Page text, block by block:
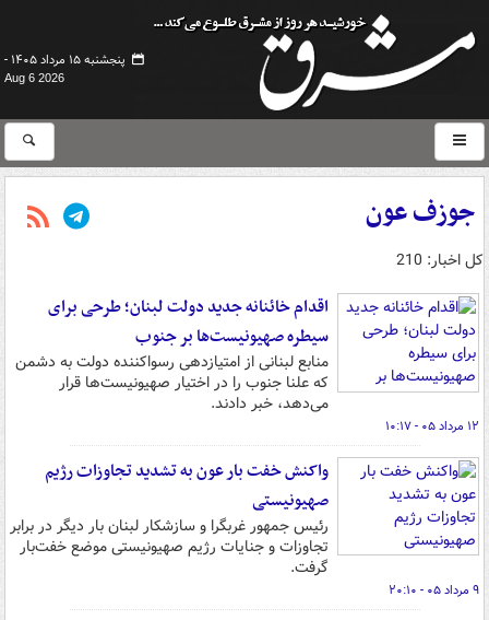
پنجشنبه ۱۵ مرداد ۱۴۰۵ -
Aug 6 2026
جوزف عون
کل اخبار: 210
اقدام خائنانه جدید دولت لبنان؛ طرحی برای
سیطره صهیونیست‌ها بر جنوب
منابع لبنانی از امتیازدهی رسواکننده دولت به دشمن
که علنا جنوب را در اختیار صهیونیست‌ها قرار
می‌دهد، خبر دادند.
۱۲ مرداد ۰۵ - ۱۰:۱۷
واکنش خفت بار عون به تشدید تجاوزات رژیم
صهیونیستی
رئیس جمهور غربگرا و سازشکار لبنان بار دیگر در برابر
تجاوزات و جنایات رژیم صهیونیستی موضع خفت‌بار
گرفت.
۹ مرداد ۰۵ - ۲۰:۱۰